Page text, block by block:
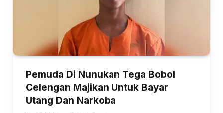
Pemuda Di Nunukan Tega Bobol
Celengan Majikan Untuk Bayar
Utang Dan Narkoba